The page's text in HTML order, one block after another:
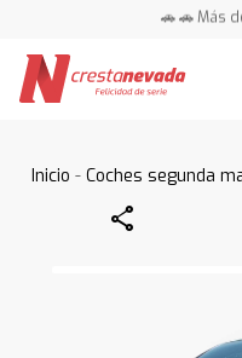
🚗 🚗 Más
Inicio -Coches segunda
Share